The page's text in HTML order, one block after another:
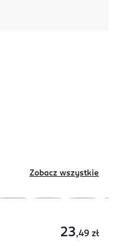
Zobacz wszystkie
23,49 zł